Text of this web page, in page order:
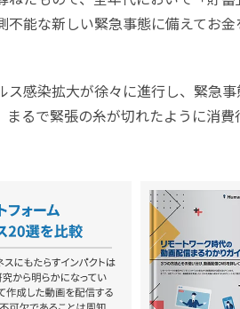
能な新しい緊急事態に備えてお
ス感染拡大が徐々に進行し、緊急
るで緊張の糸が切れたように消費